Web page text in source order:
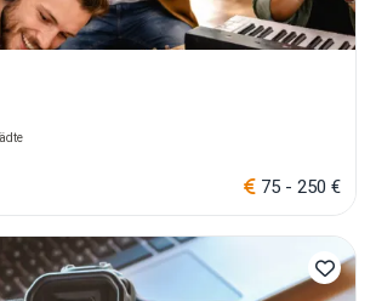
75 - 250 €